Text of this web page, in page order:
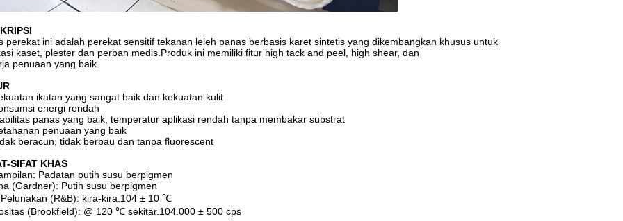
perekat ini adalah perekat sensitif tekanan leleh panas berbasis karet sintetis yang dikembangkan khusus untuk
kaset, plester dan perban medis.Produk ini memiliki fitur high tack and peel, high shear, dan
penuaan yang baik.
ikatan yang sangat baik dan kekuatan kulit
energi rendah
panas yang baik, temperatur aplikasi rendah tanpa membakar substrat
penuaan yang baik
beracun, tidak berbau dan tanpa fluorescent
SIFAT KHAS
Padatan putih susu berpigmen
(Gardner): Putih susu berpigmen
(R&B): kira-kira.104 ± 10 ℃
(Brookfield): @ 120 ℃ sekitar.104.000 ± 500 cps